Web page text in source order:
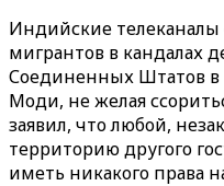
Индийские
мигрантов в кандалах
Соединенных Штатов
Моди, не желая
заявил, что любой,
территорию другого
иметь никакого права